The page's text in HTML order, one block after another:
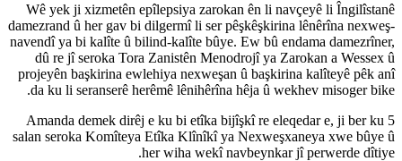
Wê yek ji xizmetên
damezrand û her gav bi dilgermî
navendî ya bi kalîte û bilind-
dû re jî seroka Tora
projeyên başkirina ewlehiya
da ku li seranserê herêmê
Amanda demek dirêj e ku bi
salan seroka Komîteya Etîka
her wiha